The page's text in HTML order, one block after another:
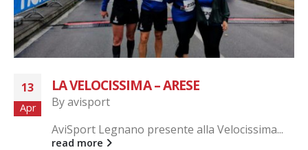
16
Mar
FITNESS OUTDOOR PER LA PACE
Byavisport
Per la pace in Ucraina
read more